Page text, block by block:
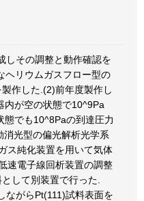
しその調整と動作確認を
ヘリウムガスフロー型の
作した.(2)前年度製作し
内が空の状態で10^9Pa
態でも10^8Paの到達圧力
光型の偏光解析光学系
ス純化装置を用いて気体
速電子線回析装置の調整
して別装置で行った.
ながらPt(111)試料表面を